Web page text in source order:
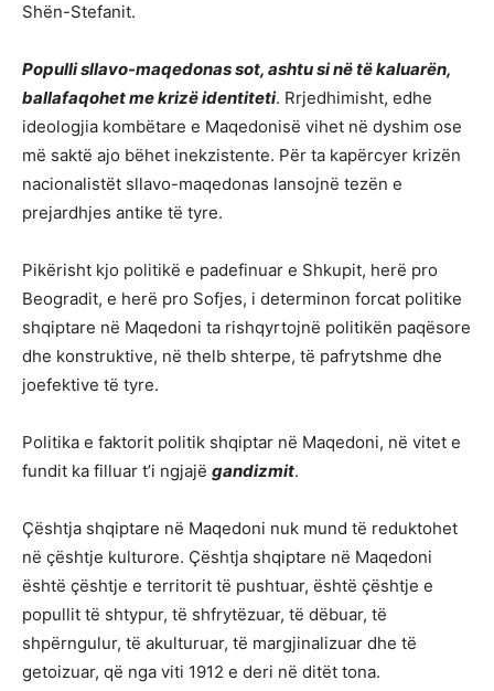
Shën-Stefanit.
Populli sllavo-maqedonas sot, ashtu si në të kaluarën,
ballafaqohet me krizë identiteti. Rrjedhimisht, edhe
ideologjia kombëtare e Maqedonisë vihet në dyshim ose
më saktë ajo bëhet inekzistente. Për ta kapërcyer krizën
nacionalistët sllavo-maqedonas lansojnë tezën e
prejardhjes antike të tyre.
Pikërisht kjo politikë e padefinuar e Shkupit, herë pro
Beogradit, e herë pro Sofjes, i determinon forcat politike
shqiptare në Maqedoni ta rishqyrtojnë politikën paqësore
dhe konstruktive, në thelb shterpe, të pafrytshme dhe
joefektive të tyre.
Politika e faktorit politik shqiptar në Maqedoni, në vitet e
fundit ka filluar t’i ngjajë gandizmit.
Çështja shqiptare në Maqedoni nuk mund të reduktohet
në çështje kulturore. Çështja shqiptare në Maqedoni
është çështje e territorit të pushtuar, është çështje e
popullit të shtypur, të shfrytëzuar, të dëbuar, të
shpërngulur, të akulturuar, të margjinalizuar dhe të
getoizuar, që nga viti 1912 e deri në ditët tona.